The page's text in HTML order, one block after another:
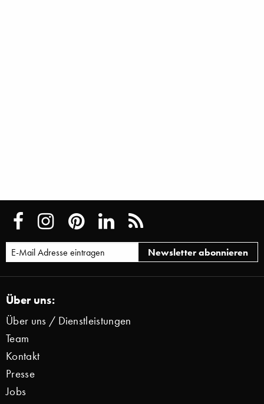
Über uns:
Über uns / Dienstleistungen
Team
Kontakt
Presse
Jobs